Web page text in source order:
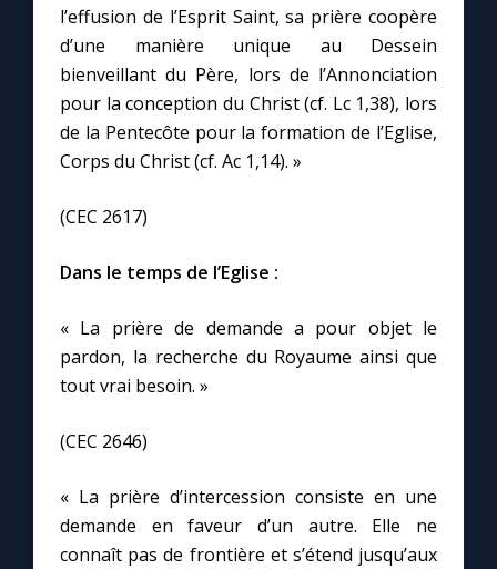
l’effusion de l’Esprit Saint, sa prière coopère
d’une manière unique au Dessein
bienveillant du Père, lors de l’Annonciation
pour la conception du Christ (cf. Lc 1,38), lors
de la Pentecôte pour la formation de l’Eglise,
Corps du Christ (cf. Ac 1,14). »
(CEC 2617)
Dans le temps de l’Eglise :
« La prière de demande a pour objet le
pardon, la recherche du Royaume ainsi que
tout vrai besoin. »
(CEC 2646)
« La prière d’intercession consiste en une
demande en faveur d’un autre. Elle ne
connaît pas de frontière et s’étend jusqu’aux